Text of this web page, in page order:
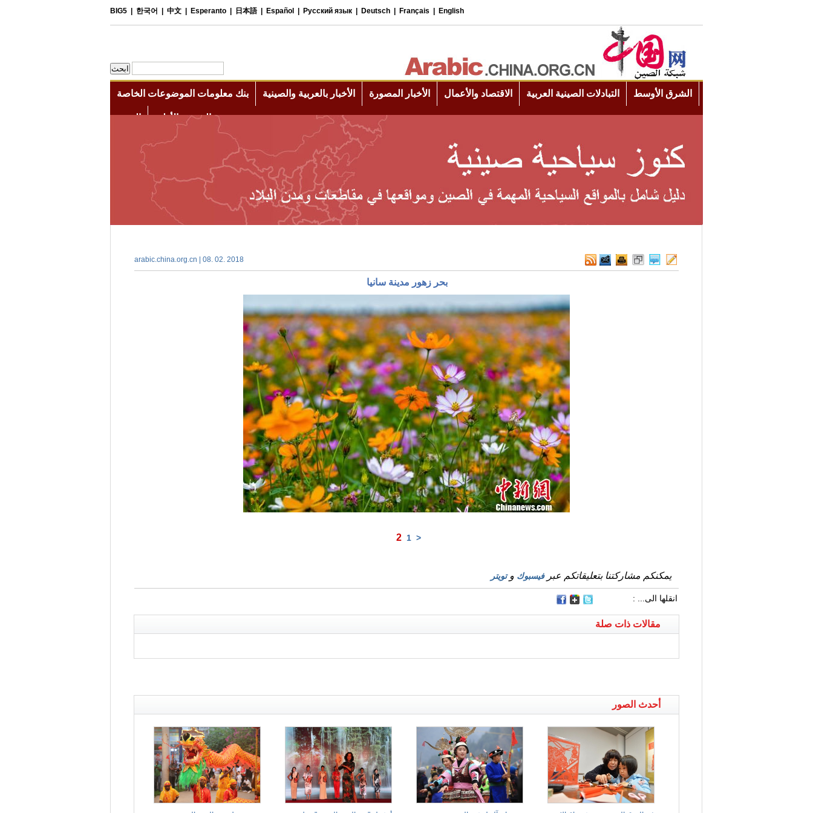
arabic.china.org.cn | 08. 02. 2018
بحر زهور مدينة سانيا
<
1
2
يمكنكم مشاركتنا بتعليقاتكم عبرفيسبوك وتويتر
انقلها الى... :
مقالات ذات صلة
أحدث الصور